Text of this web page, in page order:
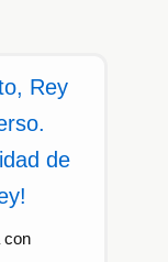
Rey
de
con